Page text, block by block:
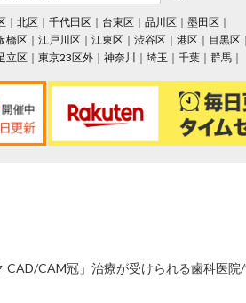
北区 千代田区 台東区 品川区
墨田区
橋区 江戸川区 江東区 渋谷区 港区
目黒区
立区 東京23区外 神奈川 埼玉 千葉 群馬
CAM冠」治療が受けられる歯科医院